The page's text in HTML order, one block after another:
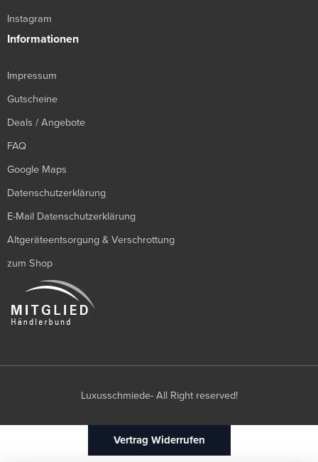
Instagram
Informationen
Impressum
Gutscheine
Deals / Angebote
FAQ
Google Maps
Datenschutzerklärung
E-Mail Datenschutzerklärung
Altgeräteentsorgung & Verschrottung
zum Shop
Luxusschmiede- All Right reserved!
Vertrag Widerrufen